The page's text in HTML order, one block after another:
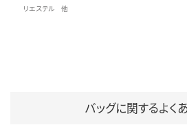
リエステル 他
バッグに関するよく